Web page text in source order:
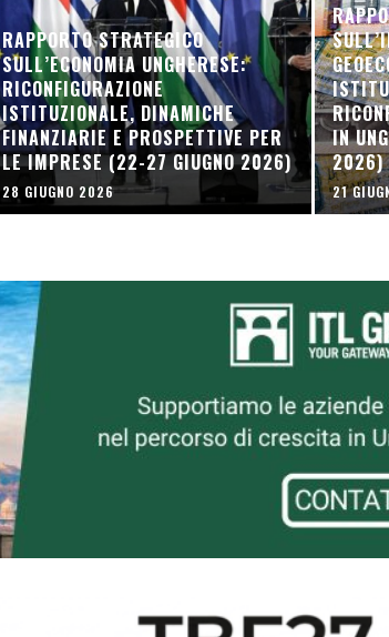
RAPPORTO STRATEGICO
SULL’ECONOMIA UNGHERESE:
RICONFIGURAZIONE
ISTITUZIONALE, DINAMICHE
FINANZIARIE E PROSPETTIVE PER
LE IMPRESE (22-27 GIUGNO 2026)
28 GIUGNO 2026
IN
2026)
21